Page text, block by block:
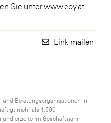
Sie unter www.eoy.at.
Link mailen
und Beratungsorganisationen in
mehr als 1.500
erzielte im Geschäftsjahr